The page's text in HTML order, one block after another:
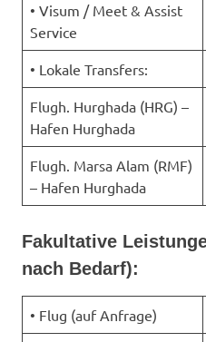
• Visum / Meet & Assist
Service
• Lokale Transfers:
Flugh. Hurghada (HRG) –
Hafen Hurghada
Flugh. Marsa Alam (RMF)
– Hafen Hurghada
Fakultative
nach Bedarf):
• Flug (auf Anfrage)